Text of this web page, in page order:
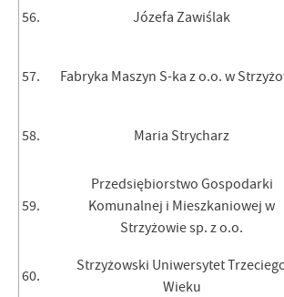
56. Józefa Zawiślak
57. Fabryka Maszyn S-ka z o.o. w
58. Maria Strycharz
59.
Przedsiębiorstwo Gospodarki
Komunalnej i Mieszkaniowej w
Strzyżowie sp. z o.o.
60.
Strzyżowski Uniwersytet
Wieku